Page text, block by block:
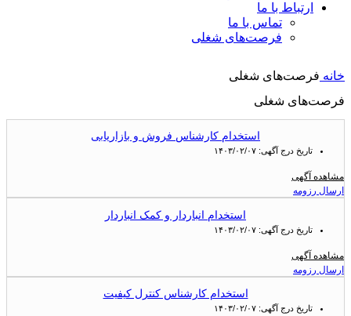
ارتباط با ما
تماس با ما
فرصت‌های شغلی
خانه فرصت‌های شغلی
فرصت‌های شغلی
استخدام کارشناس فروش و بازاریابی
تاریخ درج آگهی: ۱۴۰۳/۰۲/۰۷
مشاهده آگهی
ارسال رزومه
استخدام انباردار و کمک انباردار
تاریخ درج آگهی: ۱۴۰۳/۰۲/۰۷
مشاهده آگهی
ارسال رزومه
استخدام کارشناس کنترل کیفیت
تاریخ درج آگهی: ۱۴۰۳/۰۲/۰۷